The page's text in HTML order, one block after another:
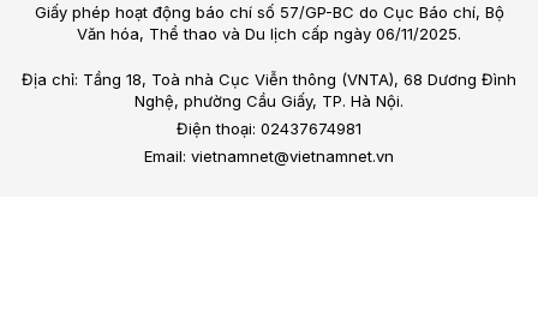
Giấy phép hoạt động báo chí số 57/GP-BC do Cục Báo chí, Bộ
Văn hóa, Thể thao và Du lịch cấp ngày 06/11/2025.
Địa chỉ: Tầng 18, Toà nhà Cục Viễn thông (VNTA), 68 Dương Đình
Nghệ, phường Cầu Giấy, TP. Hà Nội.
Điện thoại: 02437674981
Email: vietnamnet@vietnamnet.vn